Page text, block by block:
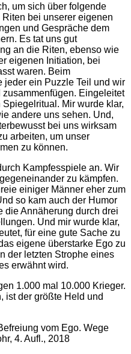
um sich über folgende
bei unserer eigenen
und Gespräche dem
Es tat uns gut
an die Riten, ebenso wie
eigenen Initiation, bei
waren. Beim
jeder ein Puzzle Teil und wir
Eingeleitet
Mir wurde klar,
andere uns sehen. Und,
bei uns wirksam
arbeiten, um unser
zu können.
Kampfesspiele an. Wir
zu kämpfen.
einiger Männer eher zum
so kam auch der Humor
die Annäherung durch drei
Und mir wurde klar,
für eine gute Sache zu
eigene überstarke Ego zu
der letzten Strophe eines
erwähnt wird.
1.000 mal 10.000 Krieger.
ist der größte Held und
vom Ego. Wege
4. Aufl., 2018